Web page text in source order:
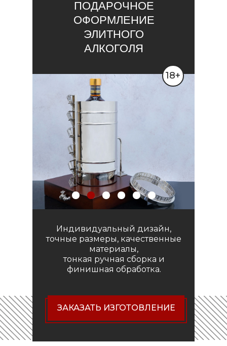
Индивидуальный дизайн,
точные размеры, качественные
материалы,
тонкая ручная сборка и
финишная обработка.
ПОДАРОЧНОЕ
ОФОРМЛЕНИЕ
ЭЛИТНОГО
АЛКОГОЛЯ
18+
ЗАКАЗАТЬ ИЗГОТОВЛЕНИЕ